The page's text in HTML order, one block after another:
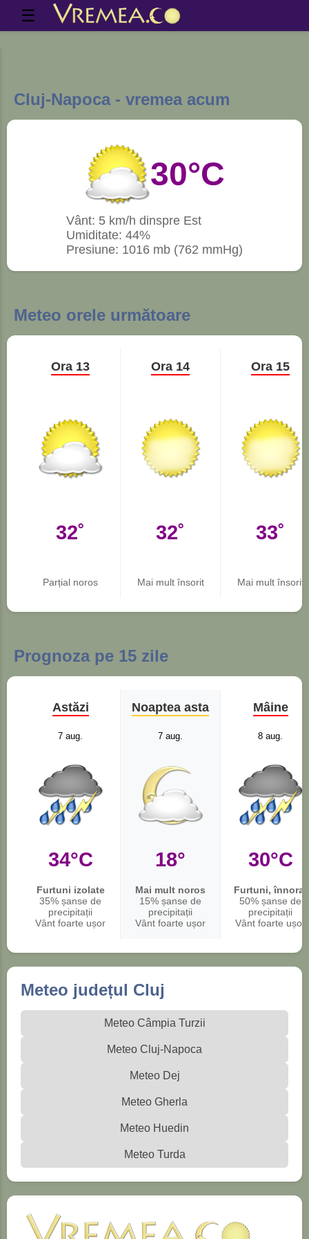
☰
Cluj-Napoca - vremea acum
30°C
Vânt: 5 km/h dinspre Est
Umiditate: 44%
Presiune: 1016 mb (762 mmHg)
Meteo orele următoare
Ora 13
32˚
Parțial noros
Ora 14
32˚
Mai mult însorit
Ora 15
33˚
Mai mult însorit
Prognoza pe 15 zile
Astăzi
7 aug.
34°C
Furtuni izolate
35% șanse de
precipitații
Vânt foarte ușor
Noaptea asta
7 aug.
18°
Mai mult noros
15% șanse de
precipitații
Vânt foarte ușor
Mâine
8 aug.
30°C
Furtuni, înnorat
50% șanse de
precipitații
Vânt foarte ușor
Meteo județul Cluj
Meteo Câmpia Turzii
Meteo Cluj-Napoca
Meteo Dej
Meteo Gherla
Meteo Huedin
Meteo Turda